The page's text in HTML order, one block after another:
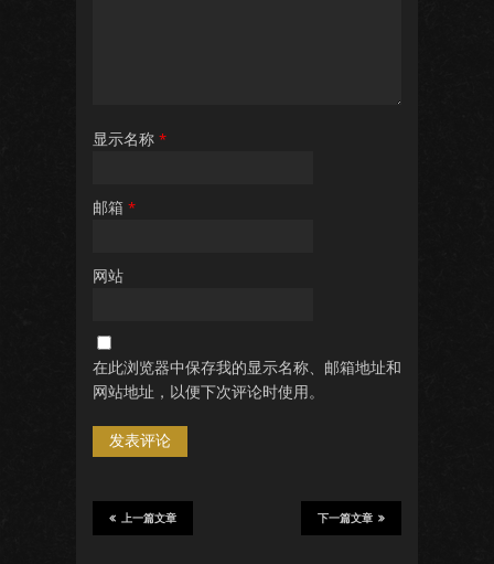
显示名称 *
邮箱 *
网站
在此浏览器中保存我的显示名称、邮箱地址和
网站地址，以便下次评论时使用。
下一篇文章
上一篇文章